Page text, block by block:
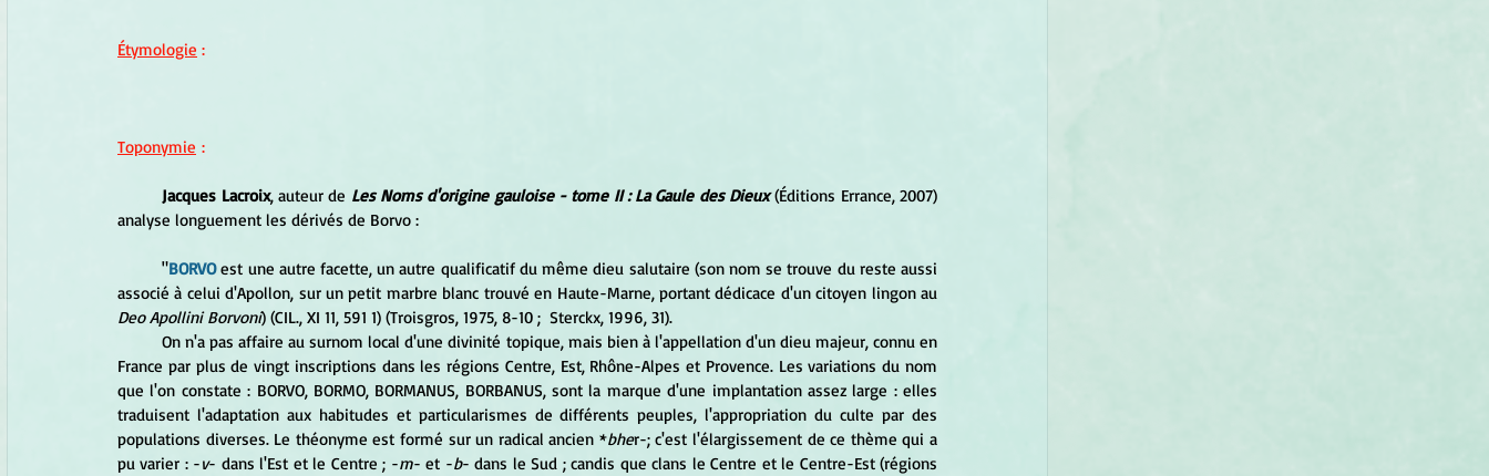
Étymologie :
Toponymie :
Jacques Lacroix, auteur de Les Noms d'origine gauloise - tome II : La Gaule des Dieux (Éditions Errance, 2007)
analyse longuement les dérivés de Borvo :
	"
BORVO est une autre facette, un autre qualificatif du même dieu salutaire (son nom se trouve du reste aussi
Deo Apollini Borvoni) (CIL., XI 11, 591 1) (Troisgros, 1975, 8-10 ;  Sterckx, 1996, 31).
	On n'a pas affaire au surnom local d'une divinité topique, mais bien à l'appellation d'un dieu majeur, connu en
France par plus de vingt inscriptions dans les régions Centre, Est, Rhône-Alpes et Provence. Les variations du nom
que l'on constate : BORVO, BORMO, BORMANUS, BORBANUS, sont la marque d'une implantation assez large : elles
traduisent l'adaptation aux habitudes et particularismes de différents peuples, l'appropriation du culte par des
populations diverses. Le théonyme est formé sur un radical ancien *bher-; c'est l'élargissement de ce thème qui a
pu varier : -v- dans l'Est et le Centre ; -m- et -b- dans le Sud ; candis que clans le Centre et le Centre-Est (régions